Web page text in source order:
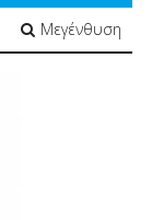
Μεγένθυση